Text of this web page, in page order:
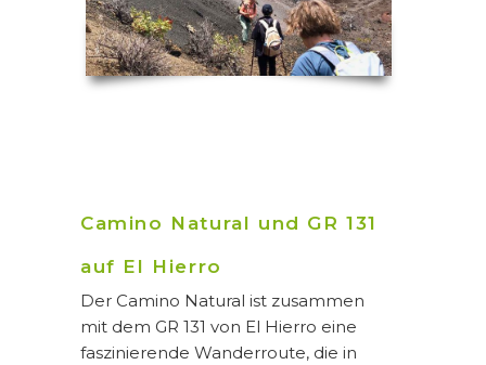
Camino Natural und GR 131
auf El Hierro
Der Camino Natural ist zusammen
mit dem GR 131 von El Hierro eine
faszinierende Wanderroute, die in